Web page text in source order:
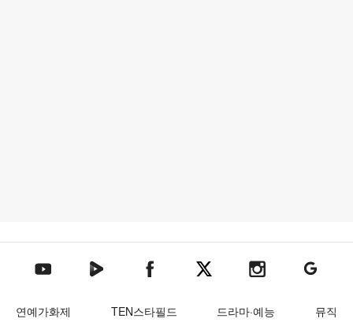
텐아시아 유튜브텐아시아 네이버TV텐아시아 페이스북텐아시아 엑스텐아시아 인스타그램
텐아시아
연예가화제 TEN스타필드 드라마·예능 뮤직